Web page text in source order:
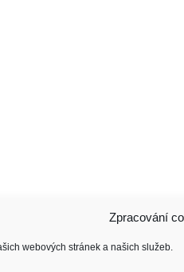
Zpracování
webových stránek a našich služeb.